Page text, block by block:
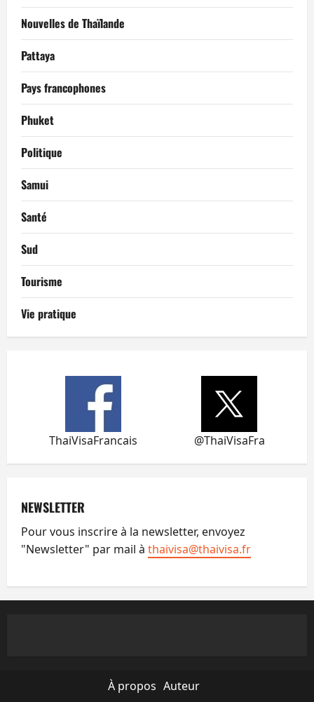
Nouvelles de Thaïlande
Pattaya
Pays francophones
Phuket
Politique
Samui
Santé
Sud
Tourisme
Vie pratique
ThaiVisaFrancais @ThaiVisaFra
NEWSLETTER
Pour vous inscrire à la newsletter, envoyez
"Newsletter" par mail à thaivisa@thaivisa.fr
À propos Auteur